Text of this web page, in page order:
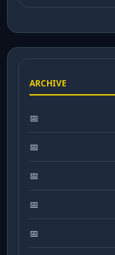
ARCHIVE